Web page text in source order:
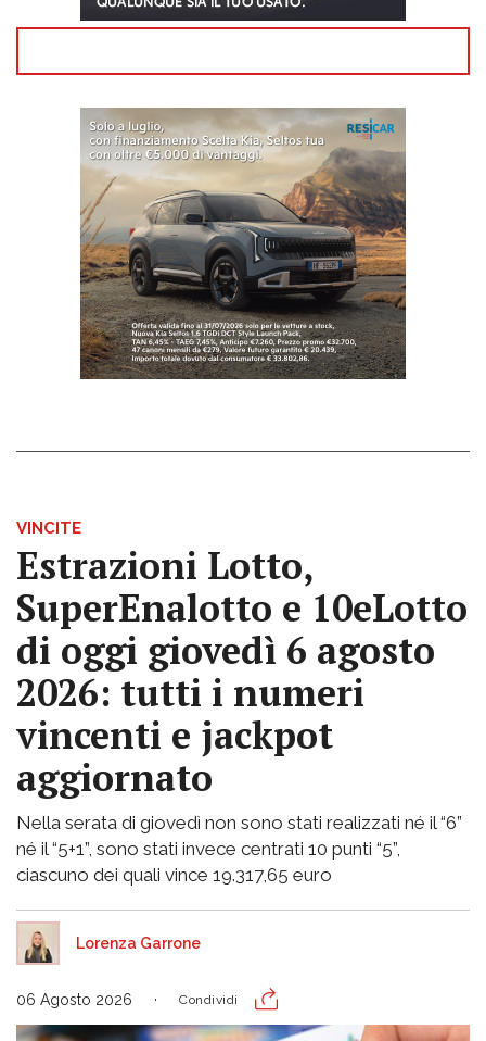
VINCITE
Estrazioni Lotto,
SuperEnalotto e 10eLotto
di oggi giovedì 6 agosto
2026: tutti i numeri
vincenti e jackpot
aggiornato
Nella serata di giovedì non sono stati realizzati né il “6”
né il “5+1”, sono stati invece centrati 10 punti “5”,
ciascuno dei quali vince 19.317,65 euro
Lorenza Garrone
06 Agosto 2026 Condividi